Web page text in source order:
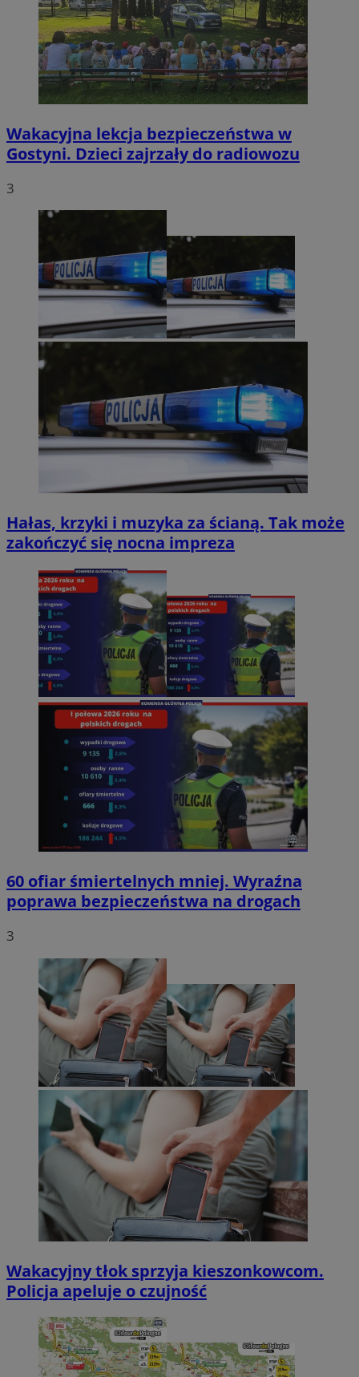
Wakacyjna lekcja bezpieczeństwa w
Gostyni. Dzieci zajrzały do radiowozu
3
Hałas, krzyki i muzyka za ścianą. Tak może
zakończyć się nocna impreza
60 ofiar śmiertelnych mniej. Wyraźna
poprawa bezpieczeństwa na drogach
3
Wakacyjny tłok sprzyja kieszonkowcom.
Policja apeluje o czujność